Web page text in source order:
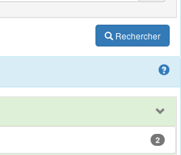
Rechercher
2